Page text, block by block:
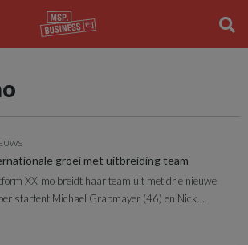
groei met uitbreiding team
XXImo breidt haar team uit met drie nieuwe
startent Michael Grabmayer (46) en Nick...